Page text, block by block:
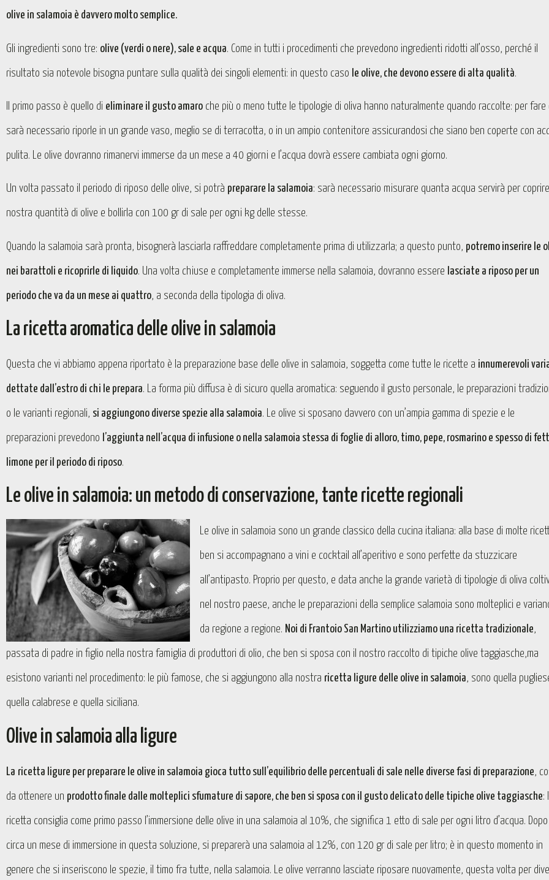
olive in salamoia è davvero molto semplice.
Gli ingredienti sono tre: olive (verdi o nere), sale e acqua. Come in tutti i procedimenti che prevedono ingredienti ridotti all’osso, perché il
risultato sia notevole bisogna puntare sulla qualità dei singoli elementi: in questo caso le olive, che devono essere di alta qualità.
Il primo passo è quello di eliminare il gusto amaro che più o meno tutte le tipologie di oliva hanno naturalmente quando raccolte: per fare
sarà necessario riporle in un grande vaso, meglio se di terracotta, o in un ampio contenitore assicurandosi che siano ben coperte con
pulita. Le olive dovranno rimanervi immerse da un mese a 40 giorni e l’acqua dovrà essere cambiata ogni giorno.
Un volta passato il periodo di riposo delle olive, si potrà preparare la salamoia: sarà necessario misurare quanta acqua servirà per
nostra quantità di olive e bollirla con 100 gr di sale per ogni kg delle stesse.
Quando la salamoia sarà pronta, bisognerà lasciarla raffreddare completamente prima di utilizzarla; a questo punto, potremo inserire le
nei barattoli e ricoprirle di liquido. Una volta chiuse e completamente immerse nella salamoia, dovranno essere lasciate a riposo per un
periodo che va da un mese ai quattro, a seconda della tipologia di oliva.
La ricetta aromatica delle olive in salamoia
Questa che vi abbiamo appena riportato è la preparazione base delle olive in salamoia, soggetta come tutte le ricette a innumerevoli
dettate dall’estro di chi le prepara. La forma più diffusa è di sicuro quella aromatica: seguendo il gusto personale, le preparazioni
o le varianti regionali, si aggiungono diverse spezie alla salamoia. Le olive si sposano davvero con un’ampia gamma di spezie e le
preparazioni prevedono l’aggiunta nell’acqua di infusione o nella salamoia stessa di foglie di alloro, timo, pepe, rosmarino e spesso di
limone per il periodo di riposo.
Le olive in salamoia: un metodo di conservazione, tante ricette regionali
Le olive in salamoia sono un grande classico della cucina italiana: alla base di molte
ben si accompagnano a vini e cocktail all’aperitivo e sono perfette da stuzzicare
all’antipasto. Proprio per questo, e data anche la grande varietà di tipologie di oliva
nel nostro paese, anche le preparazioni della semplice salamoia sono molteplici e
da regione a regione. Noi di Frantoio San Martino utilizziamo una ricetta tradizionale,
passata di padre in figlio nella nostra famiglia di produttori di olio, che ben si sposa con il nostro raccolto di tipiche olive taggiasche,ma
esistono varianti nel procedimento: le più famose, che si aggiungono alla nostra ricetta ligure delle olive in salamoia, sono quella
quella calabrese e quella siciliana.
Olive in salamoia alla ligure
La ricetta ligure per preparare le olive in salamoia gioca tutto sull’equilibrio delle percentuali di sale nelle diverse fasi di preparazione,
da ottenere un prodotto finale dalle molteplici sfumature di sapore, che ben si sposa con il gusto delicato delle tipiche olive taggiasche:
ricetta consiglia come primo passo l’immersione delle olive in una salamoia al 10%, che significa 1 etto di sale per ogni litro d’acqua. Dopo
circa un mese di immersione in questa soluzione, si preparerà una salamoia al 12%, con 120 gr di sale per litro; è in questo momento in
genere che si inseriscono le spezie, il timo fra tutte, nella salamoia. Le olive verranno lasciate riposare nuovamente, questa volta per